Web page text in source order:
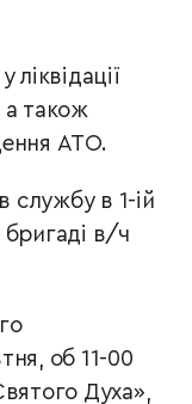
а також
АТО.
службу в 1-ій
бригаді в/ч
об 11-00
Духа»,